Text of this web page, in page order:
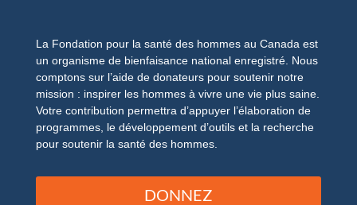
La Fondation pour la santé des hommes au Canada est
un organisme de bienfaisance national enregistré. Nous
comptons sur l’aide de donateurs pour soutenir notre
mission : inspirer les hommes à vivre une vie plus saine.
Votre contribution permettra d’appuyer l’élaboration de
programmes, le développement d’outils et la recherche
pour soutenir la santé des hommes.
DONNEZ